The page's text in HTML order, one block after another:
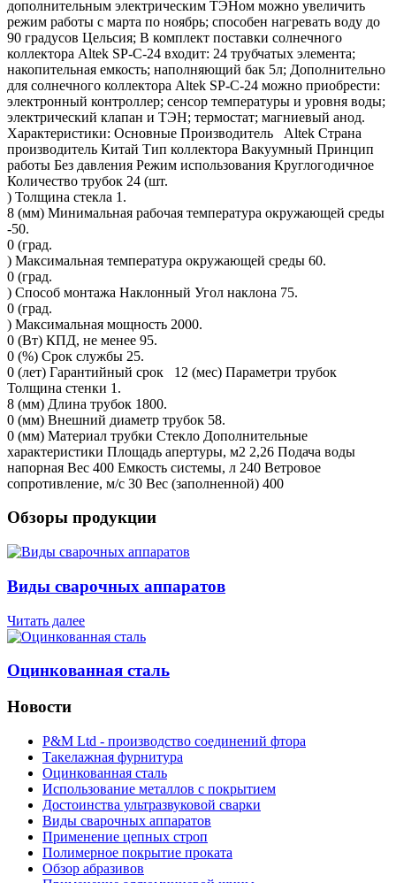
дополнительным электрическим ТЭНом можно увеличить
режим работы с марта по ноябрь; способен нагревать воду до
90 градусов Цельсия; В комплект поставки солнечного
коллектора Altek SP-C-24 входит: 24 трубчатых элемента;
накопительная емкость; наполняющий бак 5л; Дополнительно
для солнечного коллектора Altek SP-C-24 можно приобрести:
электронный контроллер; сенсор температуры и уровня воды;
электрический клапан и ТЭН; термостат; магниевый анод.
Характеристики: Основные Производитель Altek Страна
производитель Китай Тип коллектора Вакуумный Принцип
работы Без давления Режим использования Круглогодичное
Количество трубок 24 (шт.
) Толщина стекла 1.
8 (мм) Минимальная рабочая температура окружающей среды
-50.
0 (град.
) Максимальная температура окружающей среды 60.
0 (град.
) Способ монтажа Наклонный Угол наклона 75.
0 (град.
) Максимальная мощность 2000.
0 (Вт) КПД, не менее 95.
0 (%) Срок службы 25.
0 (лет) Гарантийный срок 12 (мес) Параметри трубок
Толщина стенки 1.
8 (мм) Длина трубок 1800.
0 (мм) Внешний диаметр трубок 58.
0 (мм) Материал трубки Стекло Дополнительные
характеристики Площадь апертуры, м2 2,26 Подача воды
напорная Вес 400 Емкость системы, л 240 Ветровое
сопротивление, м/с 30 Вес (заполненной) 400
Обзоры продукции
Виды сварочных аппаратов
Читать далее
Оцинкованная сталь
Новости
P&M Ltd - производство соединений фтора
Такелажная фурнитура
Оцинкованная сталь
Использование металлов с покрытием
Достоинства ультразвуковой сварки
Виды сварочных аппаратов
Применение цепных строп
Полимерное покрытие проката
Обзор абразивов